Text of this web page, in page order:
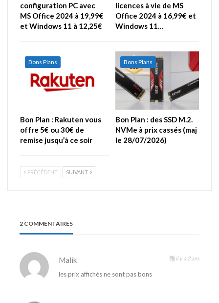
configuration PC avec
MS Office 2024 à 19,99€
et Windows 11 à 12,25€
licences à vie de MS
Office 2024 à 16,99€ et
Windows 11…
Bons Plans
Bon Plan : Rakuten vous
offre 5€ ou 30€ de
remise jusqu’à ce soir
Bons Plans
Bon Plan : des SSD M.2.
NVMe à prix cassés (maj
le 28/07/2026)
PRÉCÉDENT SUIVANT
2 COMMENTAIRES
Malik il y a 2 ans
les prix affichés ne sont pas bons